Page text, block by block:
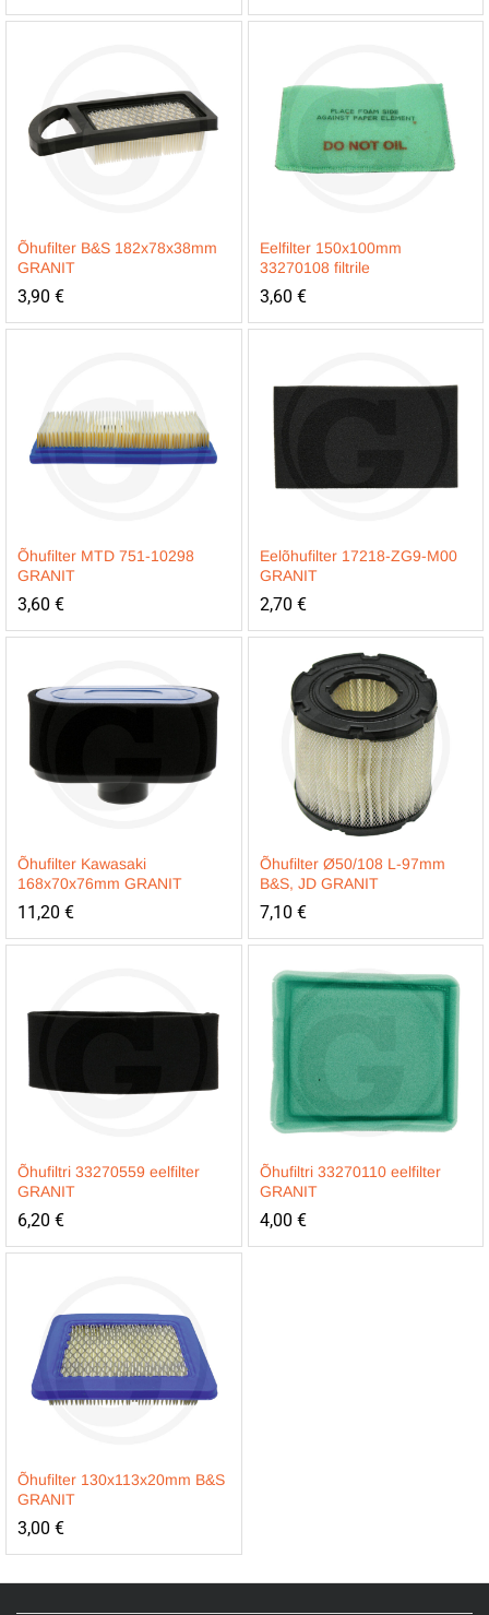
Õhufilter B&S 182x78x38mm
GRANIT
3,90 €
Eelfilter 150x100mm
33270108 filtrile
3,60 €
Õhufilter MTD 751-10298
GRANIT
3,60 €
Eelõhufilter 17218-ZG9-M00
GRANIT
2,70 €
Õhufilter Kawasaki
168x70x76mm GRANIT
11,20 €
Õhufilter Ø50/108 L-97mm
B&S, JD GRANIT
7,10 €
Õhufiltri 33270559 eelfilter
GRANIT
6,20 €
Õhufiltri 33270110 eelfilter
GRANIT
4,00 €
Õhufilter 130x113x20mm B&S
GRANIT
3,00 €